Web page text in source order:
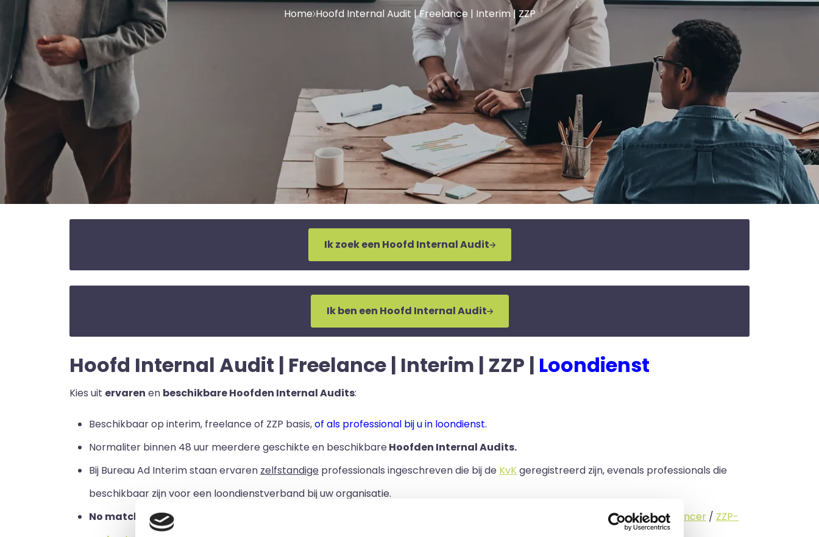
Home Hoofd Internal Audit | Freelance | Interim | ZZP
Ik zoek een Hoofd Internal Audit
Ik ben een Hoofd Internal Audit
Hoofd Internal Audit | Freelance | Interim | ZZP | Loondienst
Kies uit ervaren en beschikbare Hoofden Internal Audits:
Beschikbaar op interim, freelance of ZZP basis,of als professional bij u in loondienst.
Normaliter binnen 48 uur meerdere geschikte en beschikbareHoofden Internal Audits.
Bij Bureau Ad Interim staan ervaren zelfstandige professionals ingeschreven die bij de KvKgeregistreerd zijn, evenals professionals die
beschikbaar zijn voor een loondienstverband bij uw organisatie.
No match no pay:
interimmer/freelancer / ZZP-